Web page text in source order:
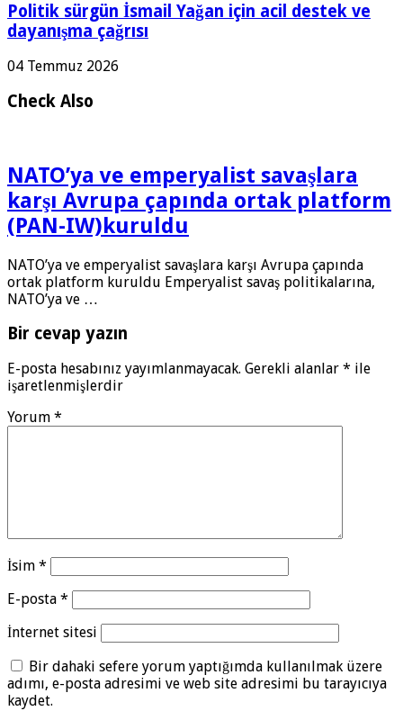
Politik sürgün İsmail Yağan için acil destek ve
dayanışma çağrısı
04 Temmuz 2026
Check Also
NATO’ya ve emperyalist savaşlara
karşı Avrupa çapında ortak platform
(PAN-IW)kuruldu
NATO’ya ve emperyalist savaşlara karşı Avrupa çapında
ortak platform kuruldu Emperyalist savaş politikalarına,
NATO’ya ve …
Bir cevap yazın
E-posta hesabınız yayımlanmayacak. Gerekli alanlar * ile
işaretlenmişlerdir
Yorum *
İsim *
E-posta *
İnternet sitesi
Bir dahaki sefere yorum yaptığımda kullanılmak üzere
adımı, e-posta adresimi ve web site adresimi bu tarayıcıya
kaydet.